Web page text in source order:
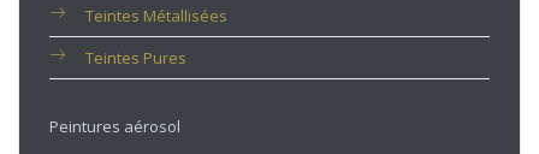
Teintes Métallisées
Teintes Pures
Peintures aérosol